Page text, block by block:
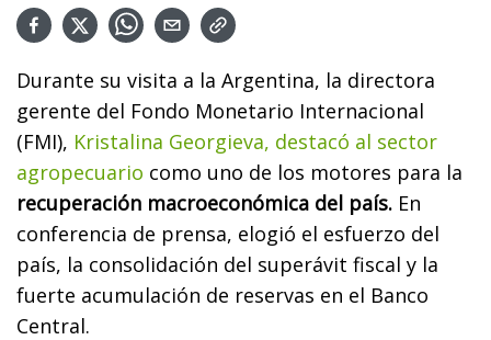
Durante su visita a la Argentina, la directora
gerente del Fondo Monetario Internacional
(FMI), Kristalina Georgieva, destacó al sector
agropecuario como uno de los motores para la
recuperación macroeconómica del país. En
conferencia de prensa, elogió el esfuerzo del
país, la consolidación del superávit fiscal y la
fuerte acumulación de reservas en el Banco
Central.